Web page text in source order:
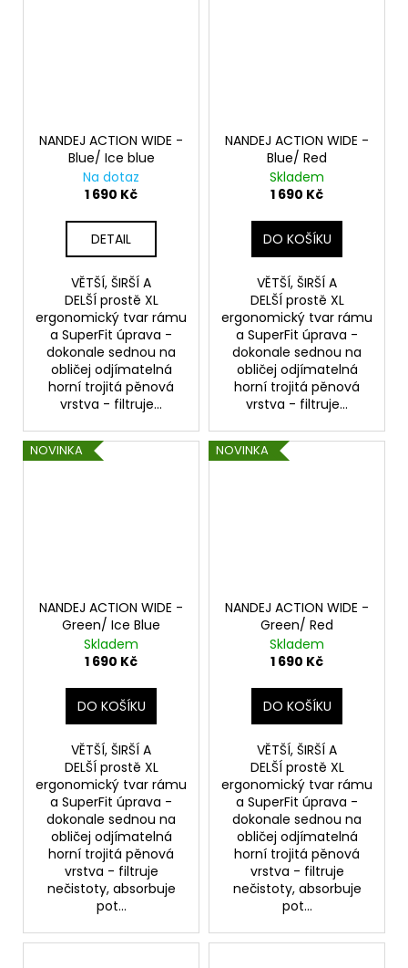
NANDEJ ACTION WIDE -
Blue/ Ice blue
Na dotaz
1 690 Kč
DETAIL
VĚTŠÍ, ŠIRŠÍ A
DELŠÍ prostě XL
ergonomický tvar rámu
a SuperFit úprava -
dokonale sednou na
obličej odjímatelná
horní trojitá pěnová
vrstva - filtruje...
NANDEJ ACTION WIDE -
Blue/ Red
Skladem
1 690 Kč
DO KOŠÍKU
VĚTŠÍ, ŠIRŠÍ A
DELŠÍ prostě XL
ergonomický tvar rámu
a SuperFit úprava -
dokonale sednou na
obličej odjímatelná
horní trojitá pěnová
vrstva - filtruje...
NOVINKA
NANDEJ ACTION WIDE -
Green/ Ice Blue
Skladem
1 690 Kč
DO KOŠÍKU
VĚTŠÍ, ŠIRŠÍ A
DELŠÍ prostě XL
ergonomický tvar rámu
a SuperFit úprava -
dokonale sednou na
obličej odjímatelná
horní trojitá pěnová
vrstva - filtruje
nečistoty, absorbuje
pot...
NOVINKA
NANDEJ ACTION WIDE -
Green/ Red
Skladem
1 690 Kč
DO KOŠÍKU
VĚTŠÍ, ŠIRŠÍ A
DELŠÍ prostě XL
ergonomický tvar rámu
a SuperFit úprava -
dokonale sednou na
obličej odjímatelná
horní trojitá pěnová
vrstva - filtruje
nečistoty, absorbuje
pot...